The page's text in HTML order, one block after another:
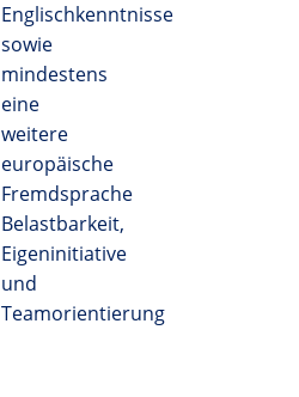
Englischkenntnisse
sowie
mindestens
eine
weitere
europäische
Fremdsprache
Belastbarkeit,
Eigeninitiative
und
Teamorientierung